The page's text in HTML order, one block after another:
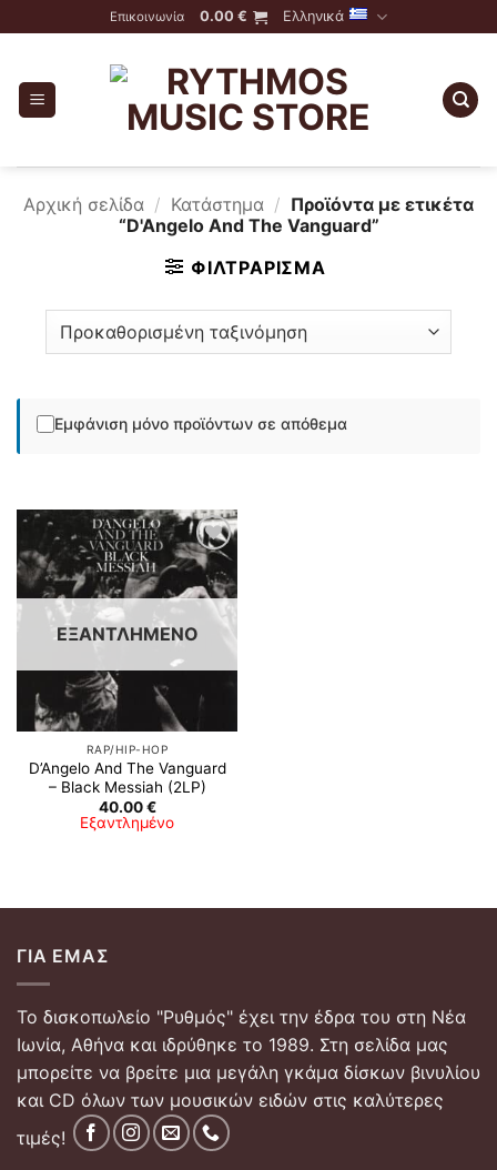
to
Επικοινωνία 0.00 € Ελληνικά
Αρχική σελίδα / Κατάστημα / Προϊόντα με ετικέτα
“D'Angelo And The Vanguard”
ΦΙΛΤΡΆΡΙΣΜΑ
Εμφάνιση μόνο προϊόντων σε απόθεμα
Προσθήκη
στη λίστα
επιθυμιών
ΕΞΑΝΤΛΗΜΈΝΟ
RAP/HIP-HOP
D’Angelo And The Vanguard
– Black Messiah (2LP)
40.00€
Εξαντλημένο
ΓΙΑ ΕΜΆΣ
Το δισκοπωλείο "Ρυθμός" έχει την έδρα του στη Νέα
Ιωνία, Αθήνα και ιδρύθηκε το 1989. Στη σελίδα μας
μπορείτε να βρείτε μια μεγάλη γκάμα δίσκων βινυλίου
και CD όλων των μουσικών ειδών στις καλύτερες
τιμές!